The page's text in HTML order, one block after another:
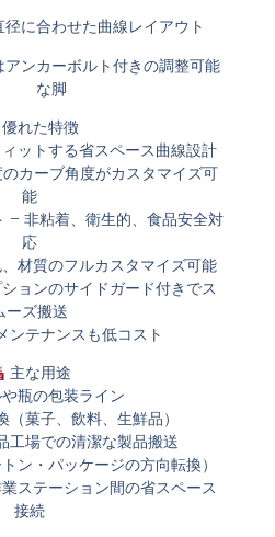
に合わせた曲線レイアウト
ンカーボルト付きの調整可能
な脚
優れた特徴
ットする省スペース曲線設計
カーブ角度がカスタマイズ可
能
– 非粘着、衛生的、食品安全対
応
材質のフルカスタマイズ可能
ョンのサイドガード付きでス
ーズ搬送
ンテナンスも低コスト
主な用途
瓶の包装ライン
（菓子、飲料、生鮮品）
工場での清潔な製品搬送
ン・パッケージの方向転換）
ステーション間の省スペース
接続